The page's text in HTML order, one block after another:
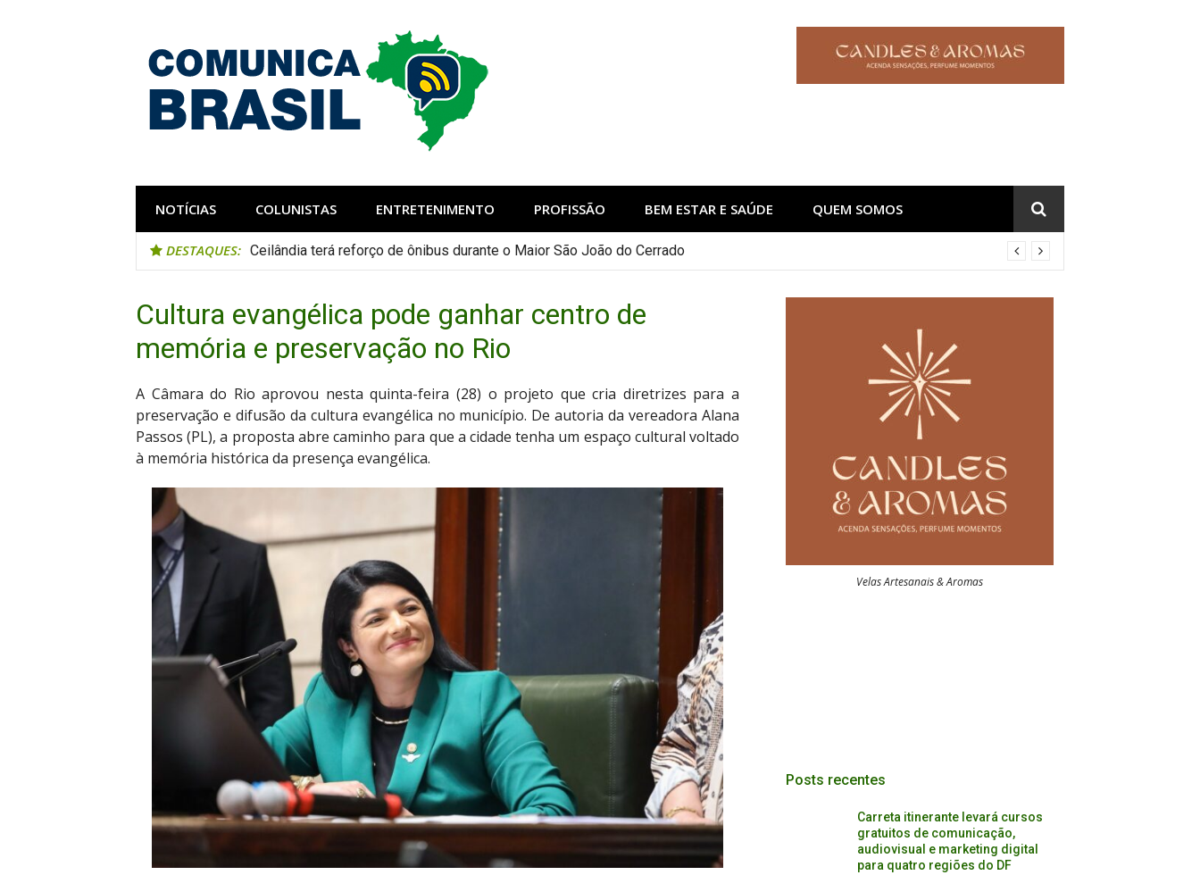
Comunica Brasil
NOTÍCIAS COLUNISTAS ENTRETENIMENTO PROFISSÃO BEM ESTAR E SAÚDE QUEM SOMOS
DESTAQUES: Ceilândia terá reforço de ônibus durante o Maior São João do Cerrado
Cultura evangélica pode ganhar centro de
memória e preservação no Rio
A Câmara do Rio aprovou nesta quinta-feira (28) o projeto que cria diretrizes para a
preservação e difusão da cultura evangélica no município. De autoria da vereadora Alana
Passos (PL), a proposta abre caminho para que a cidade tenha um espaço cultural voltado
à memória histórica da presença evangélica.
Velas Artesanais & Aromas
Posts recentes
Carreta itinerante levará cursos
gratuitos de comunicação,
audiovisual e marketing digital
para quatro regiões do DF